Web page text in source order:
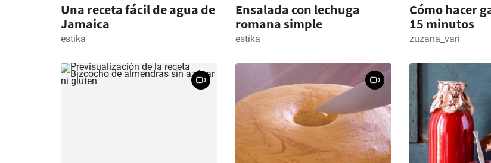
Una receta fácil de agua de
Jamaica
estika
Ensalada con lechuga
romana simple
estika
Cómo hacer
15 minutos
zuzana_vari